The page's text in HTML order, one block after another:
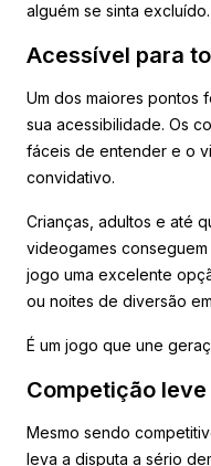
alguém se sinta excluído.
Acessível para
Um dos maiores pontos
sua acessibilidade. Os
fáceis de entender e o
convidativo.
Crianças, adultos e até
videogames
jogo uma excelente
ou noites de diversão
É um jogo que une
Competição
Mesmo sendo
leva a disputa a sério